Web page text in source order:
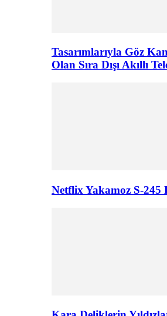
Tasarımlarıyla Göz
Olan Sıra Dışı Akıllı
Netflix Yakamoz S-245